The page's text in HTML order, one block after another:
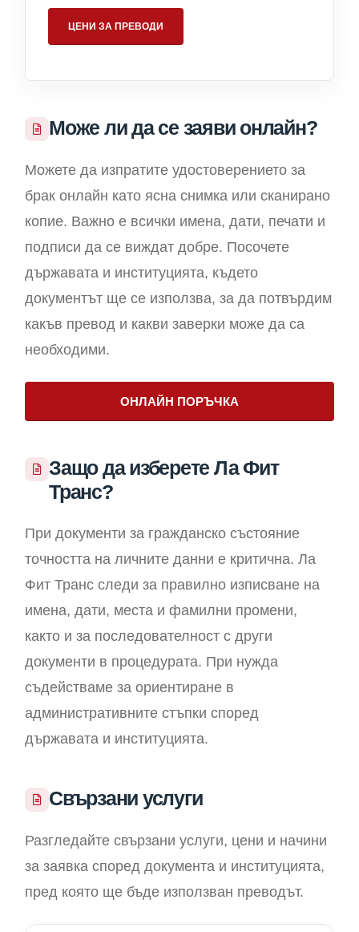
ЦЕНИ ЗА ПРЕВОДИ
Може ли да се заяви онлайн?
Можете да изпратите удостоверението за
брак онлайн като ясна снимка или сканирано
копие. Важно е всички имена, дати, печати и
подписи да се виждат добре. Посочете
държавата и институцията, където
документът ще се използва, за да потвърдим
какъв превод и какви заверки може да са
необходими.
ОНЛАЙН ПОРЪЧКА
Защо да изберете Ла Фит
Транс?
При документи за гражданско състояние
точността на личните данни е критична. Ла
Фит Транс следи за правилно изписване на
имена, дати, места и фамилни промени,
както и за последователност с други
документи в процедурата. При нужда
съдействаме за ориентиране в
административните стъпки според
държавата и институцията.
Свързани услуги
Разгледайте свързани услуги, цени и начини
за заявка според документа и институцията,
пред която ще бъде използван преводът.